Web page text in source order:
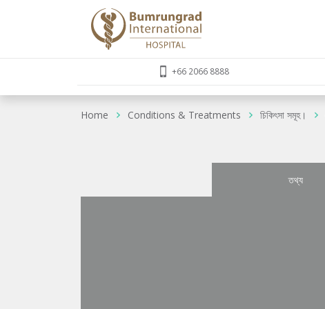
+66 2066 8888
Home Conditions & Treatments চিকিৎসা সমূহ।
তথ্য